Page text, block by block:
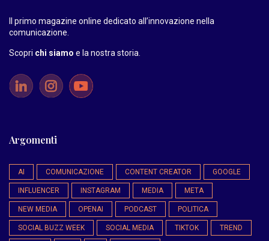
Il primo magazine online dedicato all’innovazione nella
comunicazione.
Scopri chi siamo e la nostra storia
Argomenti
AI COMUNICAZIONE CONTENT CREATOR GOOGLE
INFLUENCER INSTAGRAM MEDIA META
NEW MEDIA OPENAI PODCAST POLITICA
SOCIAL BUZZ WEEK SOCIAL MEDIA TIKTOK TREND